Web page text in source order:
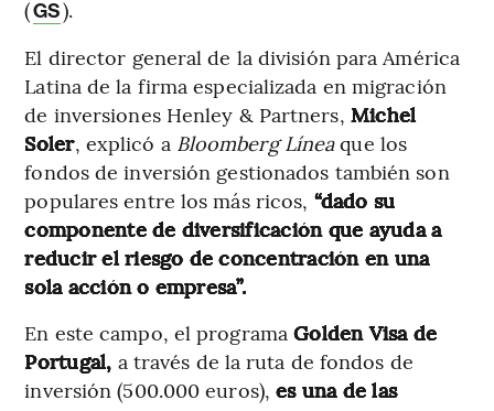
(GS).
El director general de la división para América
Latina de la firma especializada en migración
de inversiones Henley & Partners, Michel
Soler, explicó a Bloomberg Líneaque los
fondos de inversión gestionados también son
populares entre los más ricos, “dado su
componente de diversificación que ayuda a
reducir el riesgo de concentración en una
sola acción o empresa”.
En este campo, el programaGolden Visa de
Portugal, a través de la ruta de fondos de
inversión (500.000 euros),es una de las